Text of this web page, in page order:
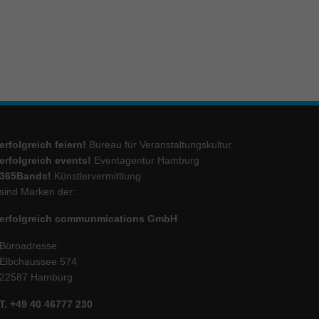
erfolgreich feiern! Bureau für Veranstaltungskultur
erfolgreich events! Eventagentur Hamburg
365Bands! Künstlervermittlung
sind Marken der:
erfolgreich communmications GmbH
Büroadresse:
Elbchaussee 574
22587 Hamburg
T. +49 40 46777 230
Externe Medien